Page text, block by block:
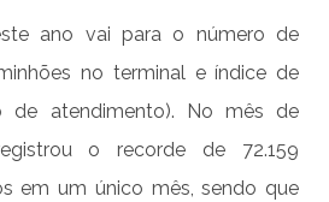
ano vai para o número de
no terminal e índice de
de atendimento). No mês de
o recorde de 72.159
em um único mês, sendo que